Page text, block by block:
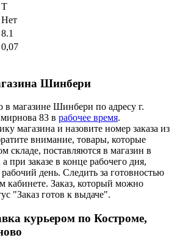
T
Нет
8.1
0,07
Шинбери
в магазине Шинбери по адресу г.
83 в рабочее время.
магазина и назовите номер заказа из
внимание, товары, которые
складе, поставляются в магазин в
при заказе в конце рабочего дня,
день. Следить за готовностью
кабинете. Заказ, который можно
"Заказ готов к выдаче".
курьером по Костроме,